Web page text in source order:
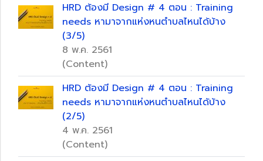
HRD ต้องมี Design # 4 ตอน : Training
needs หามาจากแห่งหนตำบลไหนได้บ้าง
(3/5)
8 พ.ค. 2561
(Content)
HRD ต้องมี Design # 4 ตอน : Training
needs หามาจากแห่งหนตำบลไหนได้บ้าง
(2/5)
4 พ.ค. 2561
(Content)